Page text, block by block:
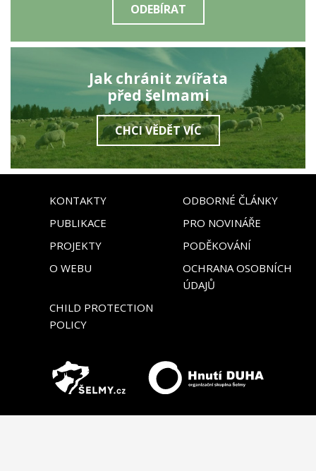
ODEBÍRAT
Jak chránit zvířata
před šelmami
CHCI VĚDĚT VÍC
KONTAKTY
ODBORNÉ ČLÁNKY
PUBLIKACE
PRO NOVINÁŘE
PROJEKTY
PODĚKOVÁNÍ
O WEBU
OCHRANA OSOBNÍCH
ÚDAJŮ
CHILD PROTECTION
POLICY